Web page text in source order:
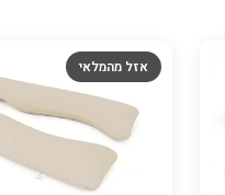
אזל מהמלאי